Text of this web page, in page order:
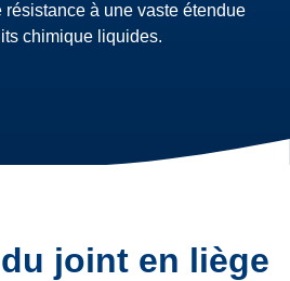
résistance à une vaste étendue
chimique liquides.
joint en liège